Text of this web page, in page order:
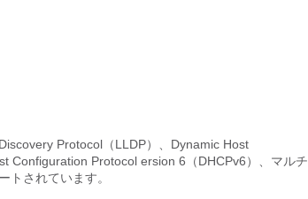
Protocol（LLDP）、Dynamic Host
Configuration Protocol ersion 6（DHCPv6）、マルチ
トされています。